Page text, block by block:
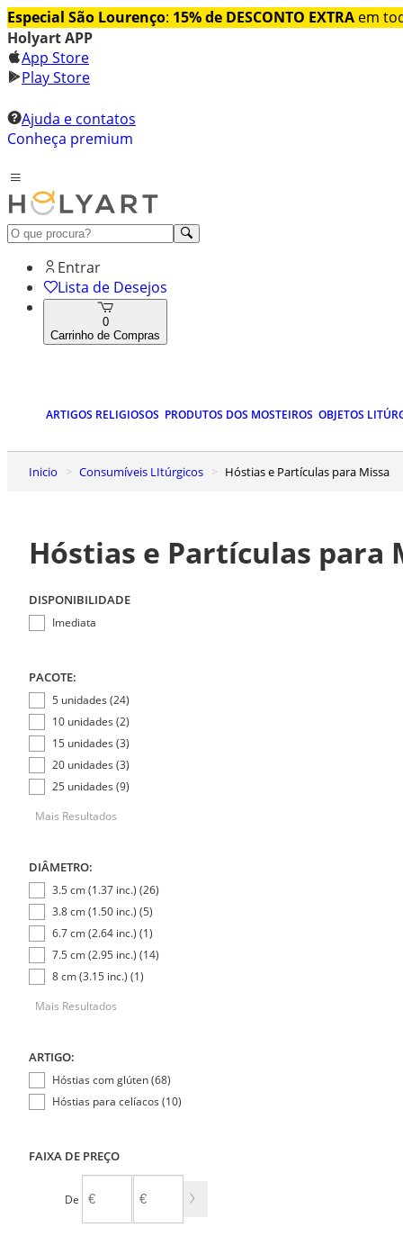
Especial São Lourenço: 15% de DESCONTO EXTRA em
Holyart APP
App Store
Play Store
Ajuda e contatos
Conheça premium
Entrar
Lista de Desejos
0
Carrinho de Compras
ARTIGOS RELIGIOSOS PRODUTOS DOS MOSTEIROS OBJETOS
Inicio Consumíveis LItúrgicos Hóstias e Partículas para Missa
Hóstias e Partículas para
DISPONIBILIDADE
Imediata
PACOTE:
5 unidades (24)
10 unidades (2)
15 unidades (3)
20 unidades (3)
25 unidades (9)
Mais Resultados
DIÂMETRO:
3.5 cm (1.37 inc.) (26)
3.8 cm (1.50 inc.) (5)
6.7 cm (2.64 inc.) (1)
7.5 cm (2.95 inc.) (14)
8 cm (3.15 inc.) (1)
Mais Resultados
ARTIGO:
Hóstias com glúten (68)
Hóstias para celíacos (10)
FAIXA DE PREÇO
De